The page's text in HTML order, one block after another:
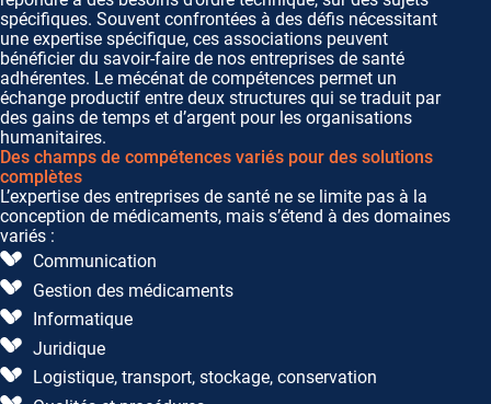
spécifiques. Souvent confrontées à des défis nécessitant
une expertise spécifique, ces associations peuvent
bénéficier du savoir-faire de nos entreprises de santé
adhérentes. Le mécénat de compétences permet un
échange productif entre deux structures qui se traduit par
des gains de temps et d’argent pour les organisations
humanitaires.
Des champs de compétences variés pour des solutions
complètes
L’expertise des entreprises de santé ne se limite pas à la
conception de médicaments, mais s’étend à des domaines
variés :
Communication
Gestion des médicaments
Informatique
Juridique
Logistique, transport, stockage, conservation